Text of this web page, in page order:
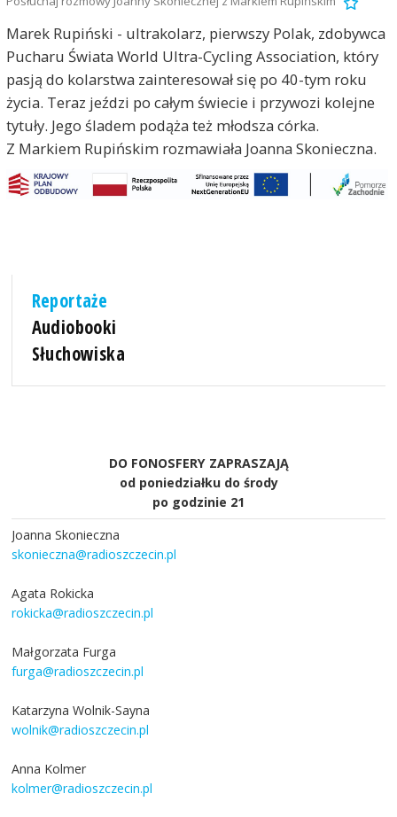
Marek Rupiński - ultrakolarz, pierwszy Polak, zdobywca
Pucharu Świata World Ultra-Cycling Association, który
pasją do kolarstwa zainteresował się po 40-tym roku
życia. Teraz jeździ po całym świecie i przywozi kolejne
tytuły. Jego śladem podąża też młodsza córka.
Z Markiem Rupińskim rozmawiała Joanna Skonieczna.
Reportaże
Audiobooki
Słuchowiska
DO FONOSFERY ZAPRASZAJĄ
od poniedziałku do środy
po godzinie 21
Joanna Skonieczna
skonieczna@radioszczecin.pl
Agata Rokicka
rokicka@radioszczecin.pl
Małgorzata Furga
furga@radioszczecin.pl
Katarzyna Wolnik-Sayna
wolnik@radioszczecin.pl
Anna Kolmer
kolmer@radioszczecin.pl